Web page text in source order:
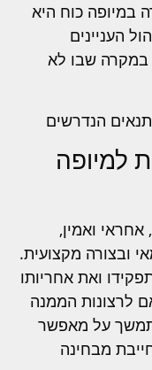
במיופה כוח היא
העניינים
במקרה שבו לא
למיופה
ואמין,
ובצורה מקצועית.
ואת אחריותו
לרצונות הממנה
על מאפשר
מבחינה